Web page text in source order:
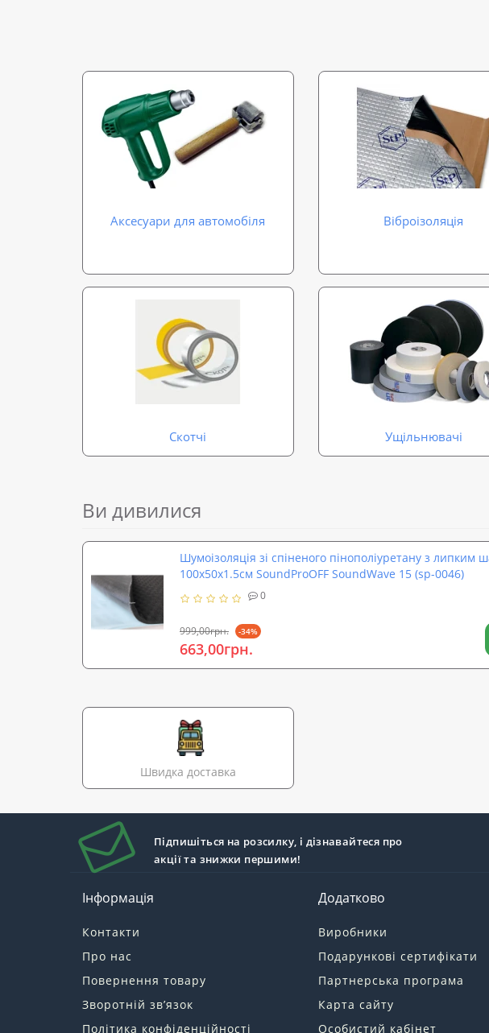
Аксесуари для автомобіля Віброізоляція
Скотчі Ущільнювачі
Ви дивилися
Шумоізоляція зі спіненого пінополіуретану з липким
100х50х1.5см SoundProOFF SoundWave 15 (sp-0046)
0
999,00грн. -34%
663,00грн.
Швидка доставка
Підпишіться на розсилку, і дізнавайтеся про
акції та знижки першими!
Інформація
Контакти
Про нас
Повернення товару
Зворотній зв’язок
Політика конфіденційності
Додатково
Виробники
Подарункові сертифікати
Партнерська програма
Карта сайту
Особистий кабінет